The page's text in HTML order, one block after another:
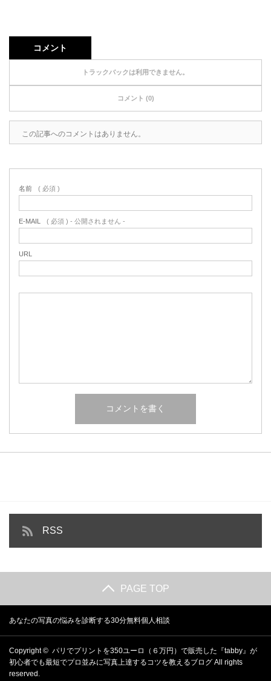
コメント
トラックバックは利用できません。
コメント (0)
この記事へのコメントはありません。
名前 ( 必須 )
E-MAIL ( 必須 ) - 公開されません -
URL
RSS
PAGE TOP
あなたの写真の悩みを診断する30分無料個人相談
Copyright © パリでプリントを350ユーロ（６万円）で販売した『tabby』が
初心者でも最短でプロ並みに写真上達するコツを教えるブログ All rights
reserved.